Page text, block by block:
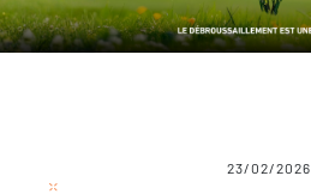
23/02/2026